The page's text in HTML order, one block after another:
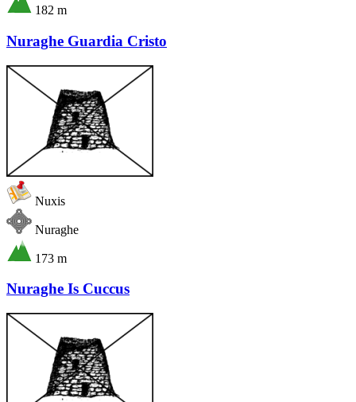
182 m
Nuraghe Guardia Cristo
Nuxis
Nuraghe
173 m
Nuraghe Is Cuccus